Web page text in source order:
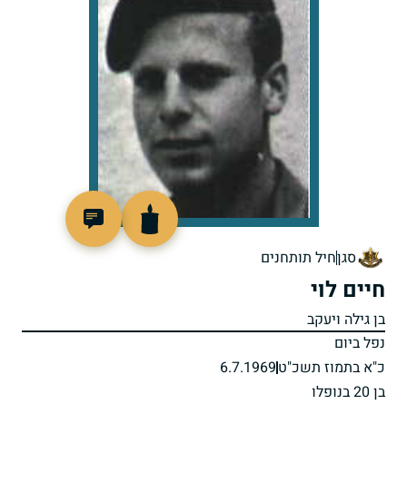
סגןחיל תותחנים
חיים לוי
בן גילה ויעקב
נפל ביום
כ"א בתמוז תשכ"ט6.7.1969
בן 20 בנופלו